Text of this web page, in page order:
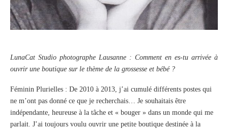
LunaCat Studio photographe Lausanne : Comment en es-tu arrivée à
ouvrir une boutique sur le thème de la grossesse et bébé ?
Féminin Plurielles : De 2010 à 2013, j’ai cumulé différents postes qui
ne m’ont pas donné ce que je recherchais… Je souhaitais être
indépendante, heureuse à la tâche et « bouger » dans un monde qui me
parlait. J’ai toujours voulu ouvrir une petite boutique destinée à la